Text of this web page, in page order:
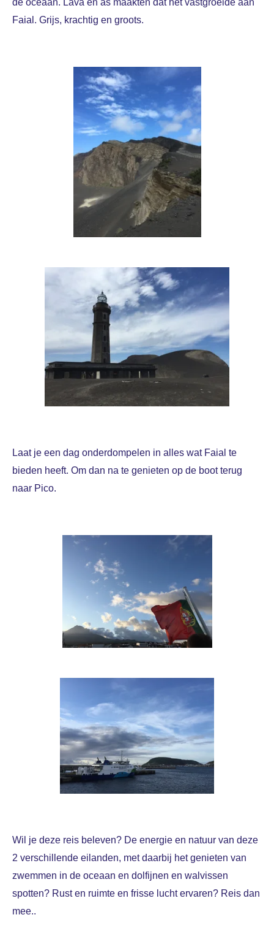
Faial. Grijs, krachtig en groots.
Laat je een dag onderdompelen in alles wat Faial te
bieden heeft. Om dan na te genieten op de boot terug
naar Pico.
Wil je deze reis beleven? De energie en natuur van deze
2 verschillende eilanden, met daarbij het genieten van
zwemmen in de oceaan en dolfijnen en walvissen
spotten? Rust en ruimte en frisse lucht ervaren? Reis dan
mee..